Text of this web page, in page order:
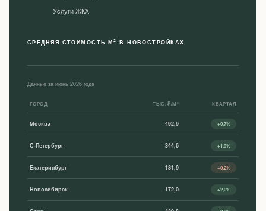
Уcлуги ЖКХ
СРЕДНЯЯ СТОИМОСТЬ М2 В НОВОСТРОЙКАХ
Данные за июнь 2026 года
ГОРОД ТЫС. ₽/М² КВАРТАЛ
Москва 492,9 +0,7%
С-Петербург 344,6 +1,9%
Екатеринбург 181,9 −0,2%
Новосибирск 172,0 +2,0%